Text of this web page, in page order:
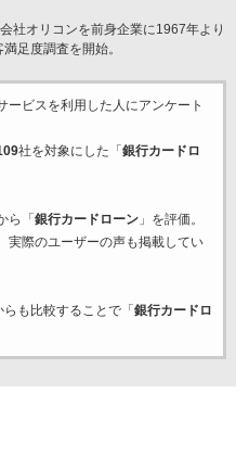
社オリコンを前身企業に1967年より
足度調査を開始。
ービスを利用した 人にアンケート
社を対象にした「 銀行カードロ
ら「 銀行カードローン」を評価。
実際のユーザーの声も掲載してい
も比較することで「 銀行カードロ